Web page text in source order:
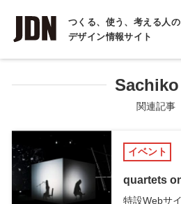
つくる、使う、考える人の
デザイン情報サイト
INTERVIEW
インタビュー
COLUMN
関連記事
イベント
quartets
特設Webサ